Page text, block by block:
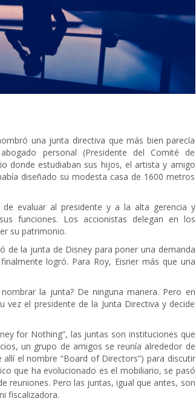
una junta directiva que más bien parecía
personal (Presidente del Comité de
donde estudiaban sus hijos, el artista y amigo
diseñado su modesta casa de 1600 metros
evaluar al presidente y a la alta gerencia y
funciones. Los accionistas delegan en los
su patrimonio.
de la junta de Disney para poner una demanda
logró. Para Roy, Eisner más que una
la junta? De ninguna manera. Pero en
el presidente de la Junta Directiva y decide
for Nothing”, las juntas son instituciones que
un grupo de amigos se reunía alrededor de
el nombre “Board of Directors”) para discutir
que ha evolucionado es el mobiliario, se pasó
reuniones. Pero las juntas, igual que antes, son
fiscalizadora.